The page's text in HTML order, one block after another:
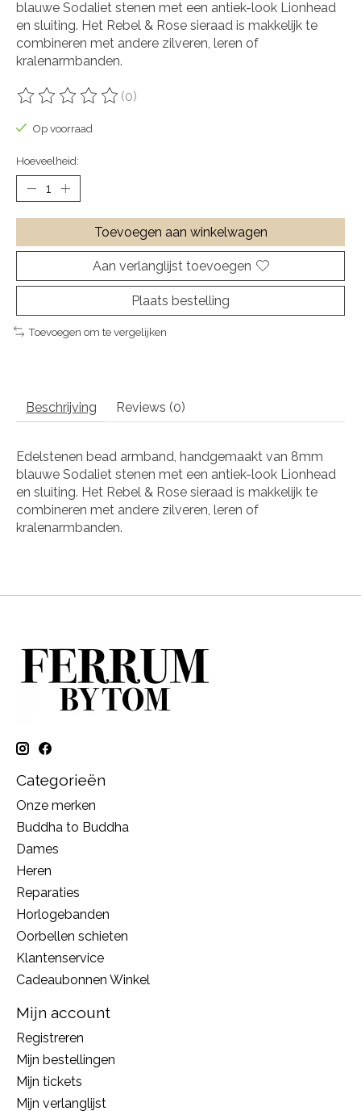
blauwe Sodaliet stenen met een antiek-look Lionhead
en sluiting. Het Rebel & Rose sieraad is makkelijk te
combineren met andere zilveren, leren of
kralenarmbanden.
De beoordeling van dit product is
(0)
Op voorraad
Hoeveelheid:
Toevoegen aan winkelwagen
Aan verlanglijst toevoegen
Plaats bestelling
Toevoegen om te vergelijken
Beschrijving Reviews (0)
Edelstenen bead armband, handgemaakt van 8mm
blauwe Sodaliet stenen met een antiek-look Lionhead
en sluiting. Het Rebel & Rose sieraad is makkelijk te
combineren met andere zilveren, leren of
kralenarmbanden.
Categorieën
Onze merken
Buddha to Buddha
Dames
Heren
Reparaties
Horlogebanden
Oorbellen schieten
Klantenservice
Cadeaubonnen Winkel
Mijn account
Registreren
Mijn bestellingen
Mijn tickets
Mijn verlanglijst